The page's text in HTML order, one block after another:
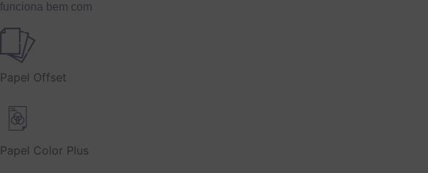
funciona bem com
Papel Offset
Papel Color Plus